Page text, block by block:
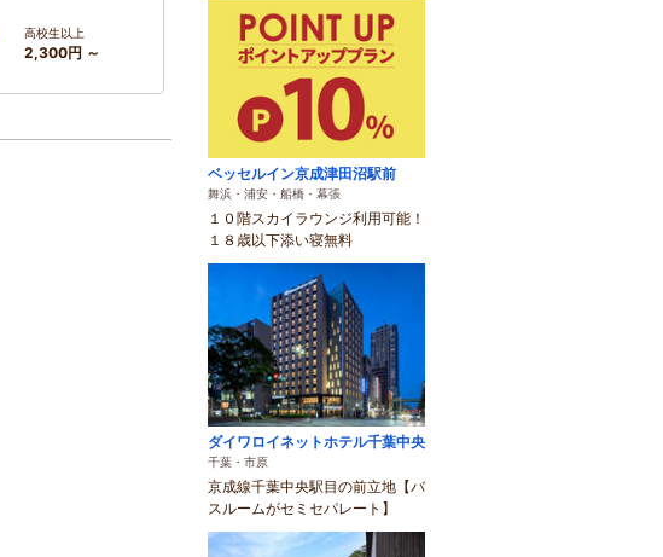
高校生以上
2,300円 ～
ベッセルイン京成津田沼駅前
舞浜・浦安・船橋・幕張
１０階スカイラウンジ利用可能！
１８歳以下添い寝無料
ダイワロイネットホテル千葉中央
千葉・市原
京成線千葉中央駅目の前立地【バ
スルームがセミセパレート】